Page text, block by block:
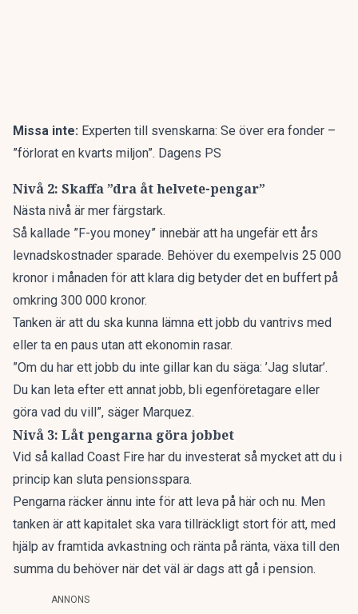
Missa inte: Experten till svenskarna: Se över era fonder –
”förlorat en kvarts miljon”. Dagens PS
Nivå 2: Skaffa ”dra åt helvete-pengar”
Nästa nivå är mer färgstark.
Så kallade ”F-you money” innebär att ha ungefär ett års
levnadskostnader sparade. Behöver du exempelvis 25 000
kronor i månaden för att klara dig betyder det en buffert på
omkring 300 000 kronor.
Tanken är att du ska kunna lämna ett jobb du vantrivs med
eller ta en paus utan att ekonomin rasar.
”Om du har ett jobb du inte gillar kan du säga: ’Jag slutar’.
Du kan leta efter ett annat jobb, bli egenföretagare eller
göra vad du vill”, säger Marquez.
Nivå 3: Låt pengarna göra jobbet
Vid så kallad Coast Fire har du investerat så mycket att du i
princip kan sluta pensionsspara.
Pengarna räcker ännu inte för att leva på här och nu. Men
tanken är att kapitalet ska vara tillräckligt stort för att, med
hjälp av framtida avkastning och ränta på ränta, växa till den
summa du behöver när det väl är dags att gå i pension.
ANNONS